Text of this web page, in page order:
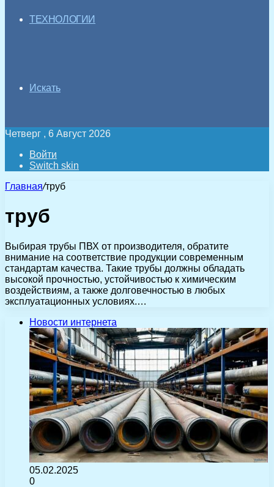
ТЕХНОЛОГИИ
Искать
Четверг , 6 Август 2026
Войти
Switch skin
Главная/труб
труб
Выбирая трубы ПВХ от производителя, обратите
внимание на соответствие продукции современным
стандартам качества. Такие трубы должны обладать
высокой прочностью, устойчивостью к химическим
воздействиям, а также долговечностью в любых
эксплуатационных условиях.…
Новости интернета
05.02.2025
0